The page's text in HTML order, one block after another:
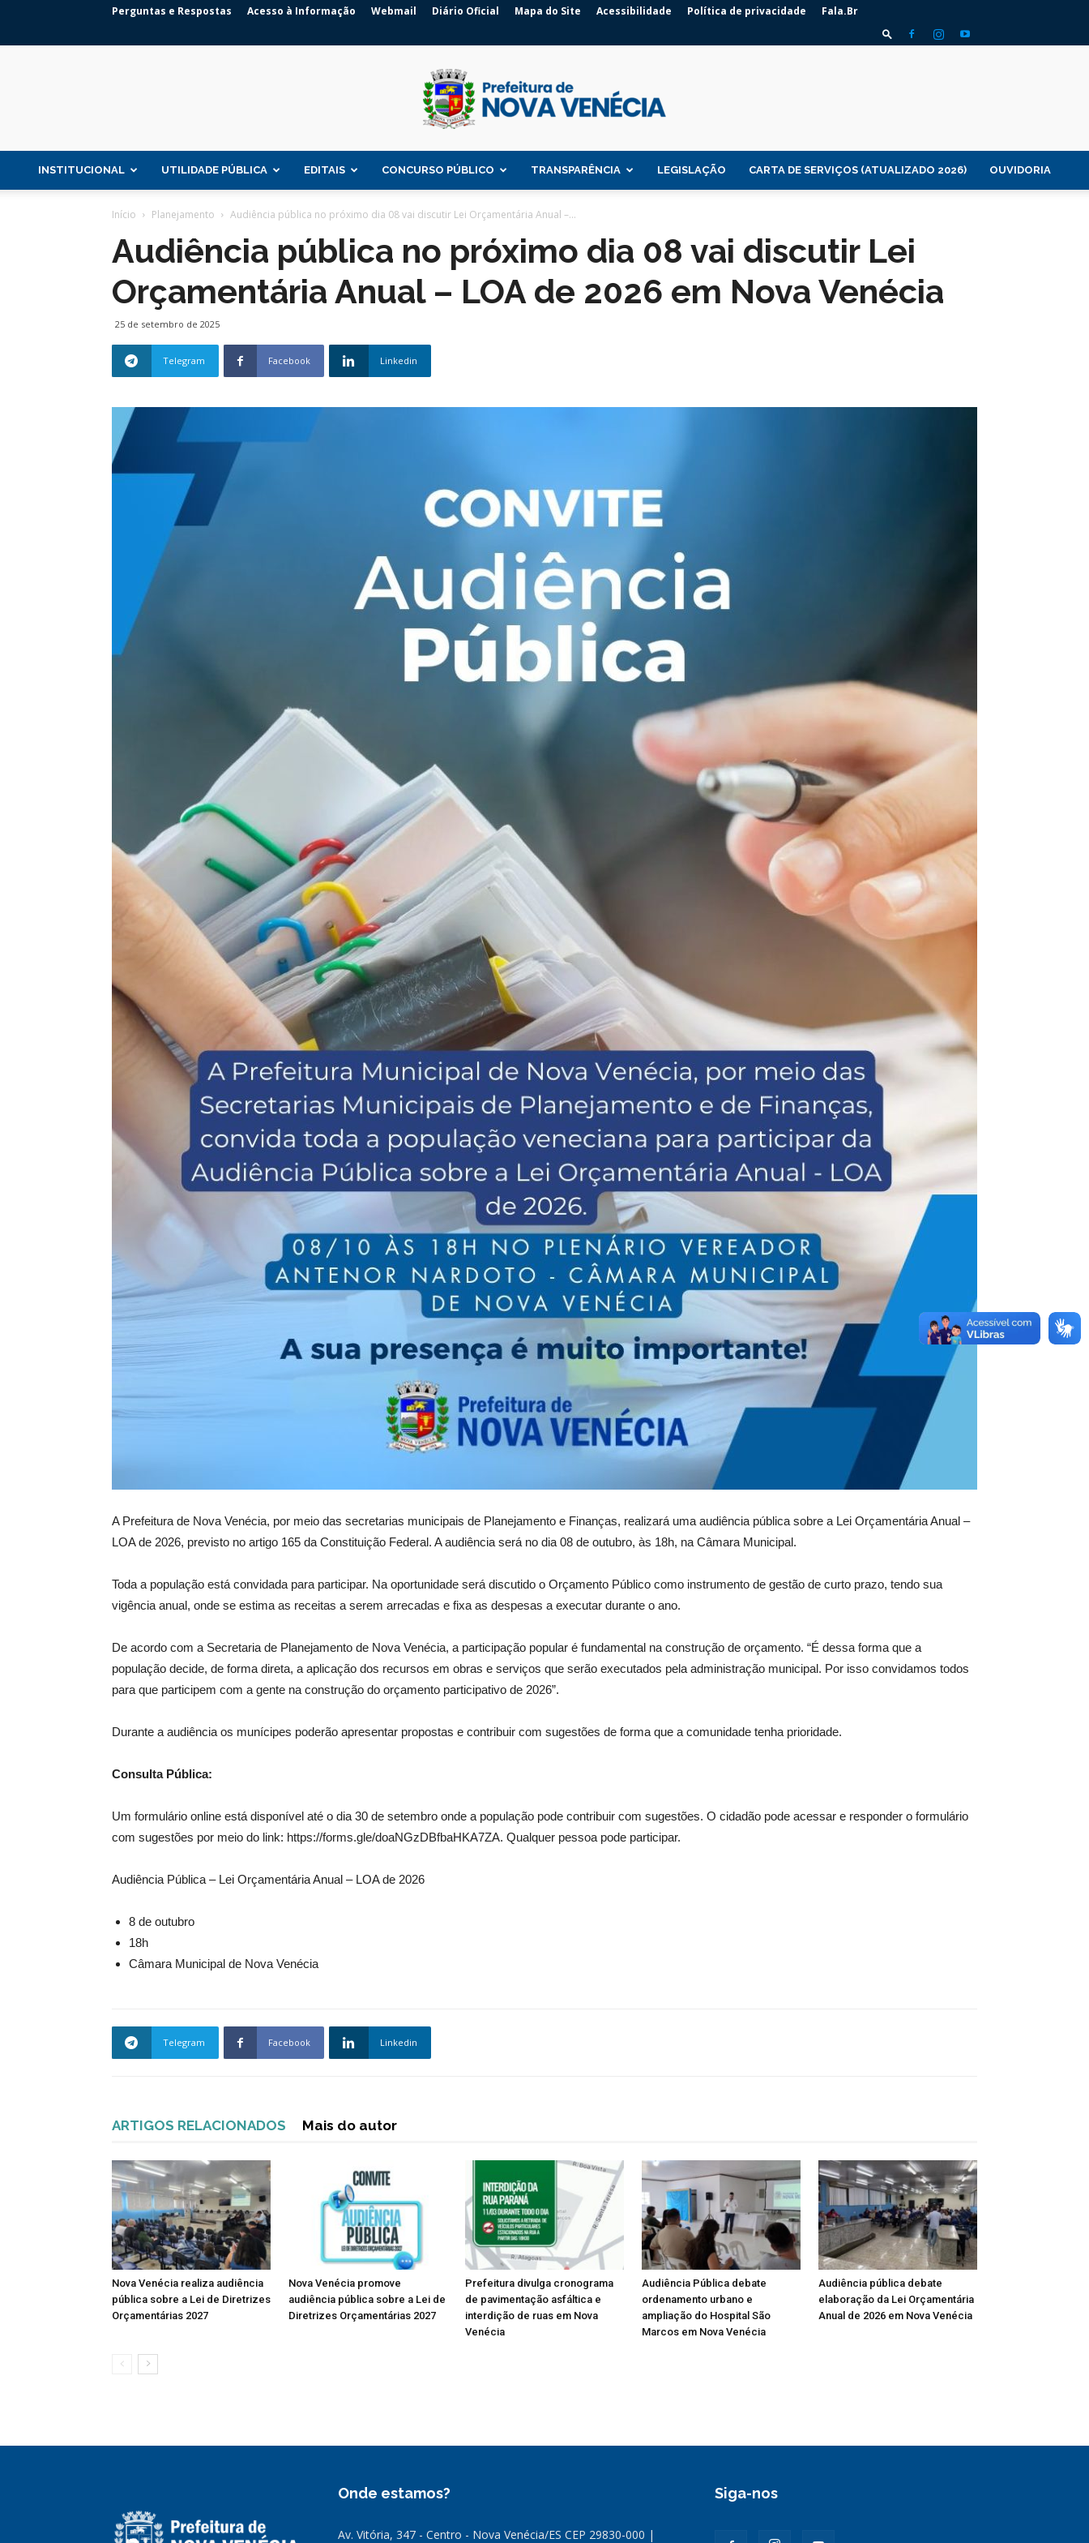
Perguntas e Respostas Acesso à Informação Webmail Diário Oficial Mapa do Site Acessibilidade Política de privacidade Fala.Br
de
Venécia
INSTITUCIONAL UTILIDADE PÚBLICA EDITAIS CONCURSO PÚBLICO TRANSPARÊNCIA LEGISLAÇÃO CARTA DE SERVIÇOS (ATUALIZADO 2026) OUVIDORIA
Início Planejamento Audiência pública no próximo dia 08 vai discutir Lei Orçamentária Anual –...
Audiência pública no próximo dia 08 vai discutir Lei
Orçamentária Anual – LOA de 2026 em Nova Venécia
25 de setembro de 2025
Telegram Facebook Linkedin
A Prefeitura de Nova Venécia, por meio das secretarias municipais de Planejamento e Finanças, realizará uma audiência pública sobre a Lei Orçamentária Anual –
LOA de 2026, previsto no artigo 165 da Constituição Federal. A audiência será no dia 08 de outubro, às 18h, na Câmara Municipal.
Toda a população está convidada para participar. Na oportunidade será discutido o Orçamento Público como instrumento de gestão de curto prazo, tendo sua
vigência anual, onde se estima as receitas a serem arrecadas e fixa as despesas a executar durante o ano.
De acordo com a Secretaria de Planejamento de Nova Venécia, a participação popular é fundamental na construção de orçamento. “É dessa forma que a
população decide, de forma direta, a aplicação dos recursos em obras e serviços que serão executados pela administração municipal. Por isso convidamos todos
para que participem com a gente na construção do orçamento participativo de 2026”.
Durante a audiência os munícipes poderão apresentar propostas e contribuir com sugestões de forma que a comunidade tenha prioridade.
Consulta Pública:
Um formulário online está disponível até o dia 30 de setembro onde a população pode contribuir com sugestões. O cidadão pode acessar e responder o formulário
com sugestões por meio do link: https://forms.gle/doaNGzDBfbaHKA7ZA. Qualquer pessoa pode participar.
Audiência Pública – Lei Orçamentária Anual – LOA de 2026
8 de outubro
18h
Câmara Municipal de Nova Venécia
Telegram Facebook Linkedin
ARTIGOS RELACIONADOS Mais do autor
Nova Venécia realiza audiência
pública sobre a Lei de Diretrizes
Orçamentárias 2027
Nova Venécia promove
audiência pública sobre a Lei de
Diretrizes Orçamentárias 2027
Prefeitura divulga cronograma
de pavimentação asfáltica e
interdição de ruas em Nova
Venécia
Audiência Pública debate
ordenamento urbano e
ampliação do Hospital São
Marcos em Nova Venécia
Audiência pública debate
elaboração da Lei Orçamentária
Anual de 2026 em Nova Venécia
Onde estamos?
Av. Vitória, 347 - Centro - Nova Venécia/ES CEP 29830-000 |
Siga-nos